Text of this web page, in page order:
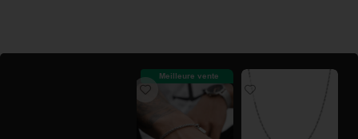
Meilleure vente